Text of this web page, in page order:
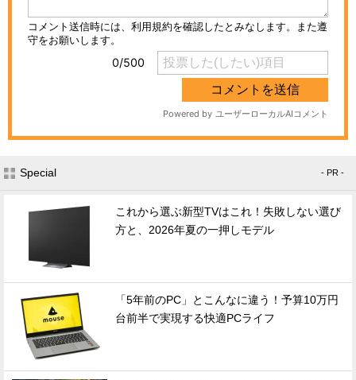
Special - PR -
これから選ぶ新型TVはこれ！失敗しない選び
方と、2026年夏の一押しモデル
「5年前のPC」とこんなに違う！予算10万円
台前半で実現する快適PCライフ